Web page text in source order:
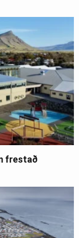
frestað